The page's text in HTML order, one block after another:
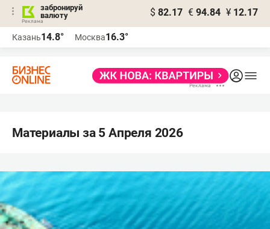
забронируй
валюту
$ 82.17 € 94.84 ¥ 12.17
Казань14.8° Москва16.3°
Материалы за 5 Апреля 2026